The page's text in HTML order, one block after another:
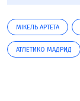
МІКЕЛЬ АРТЕТА
АТЛЕТИКО МАДРИД